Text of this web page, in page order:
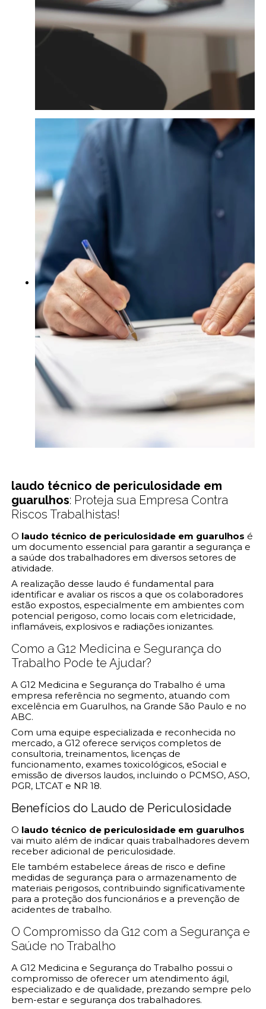
laudo técnico de periculosidade em
guarulhos: Proteja sua Empresa Contra
Riscos Trabalhistas!
O laudo técnico de periculosidade em guarulhos é
um documento essencial para garantir a segurança e
a saúde dos trabalhadores em diversos setores de
atividade.
A realização desse laudo é fundamental para
identificar e avaliar os riscos a que os colaboradores
estão expostos, especialmente em ambientes com
potencial perigoso, como locais com eletricidade,
inflamáveis, explosivos e radiações ionizantes.
Como a G12 Medicina e Segurança do
Trabalho Pode te Ajudar?
A G12 Medicina e Segurança do Trabalho é uma
empresa referência no segmento, atuando com
excelência em Guarulhos, na Grande São Paulo e no
ABC.
Com uma equipe especializada e reconhecida no
mercado, a G12 oferece serviços completos de
consultoria, treinamentos, licenças de
funcionamento, exames toxicológicos, eSocial e
emissão de diversos laudos, incluindo o PCMSO, ASO,
PGR, LTCAT e NR 18.
Benefícios do Laudo de Periculosidade
O laudo técnico de periculosidade em guarulhos
vai muito além de indicar quais trabalhadores devem
receber adicional de periculosidade.
Ele também estabelece áreas de risco e define
medidas de segurança para o armazenamento de
materiais perigosos, contribuindo significativamente
para a proteção dos funcionários e a prevenção de
acidentes de trabalho.
O Compromisso da G12 com a Segurança e
Saúde no Trabalho
A G12 Medicina e Segurança do Trabalho possui o
compromisso de oferecer um atendimento ágil,
especializado e de qualidade, prezando sempre pelo
bem-estar e segurança dos trabalhadores.